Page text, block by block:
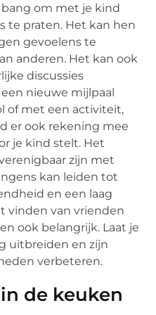
om met je kind
te praten. Het kan hen
gevoelens te
anderen. Het kan ook
discussies
nieuwe mijlpaal
of met een activiteit,
er ook rekening mee
je kind stelt. Het
zijn met
kan leiden tot
en een laag
vinden van vrienden
ook belangrijk. Laat je
uitbreiden en zijn
verbeteren.
de keuken